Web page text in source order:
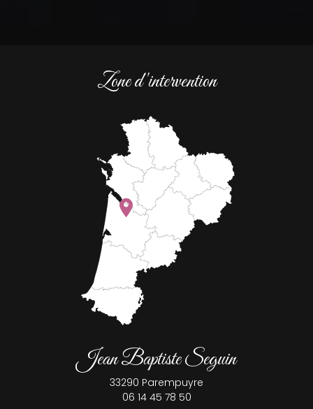
Zone d'intervention
Jean Baptiste Seguin
33290 Parempuyre
06 14 45 78 50